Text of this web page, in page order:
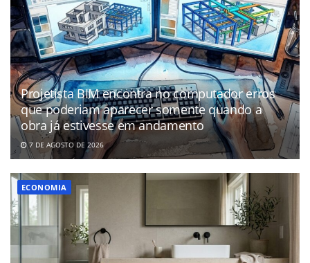
Projetista BIM encontra no computador erros
que poderiam aparecer somente quando a
obra já estivesse em andamento
7 DE AGOSTO DE 2026
ECONOMIA